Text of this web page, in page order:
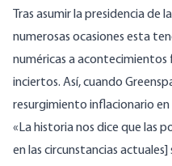
Tras asumir la presidencia de
numerosas ocasiones esta
numéricas a
inciertos. Así, cuando
resurgimiento inflacionario en
«La historia nos dice que las
en las circunstancias actuales]